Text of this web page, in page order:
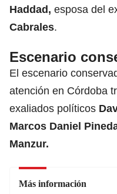
Haddad, esposa del
Cabrales.
Escenario
El escenario
atención en Córdoba
exaliados políticos
Marcos Daniel
Manzur.
Más información